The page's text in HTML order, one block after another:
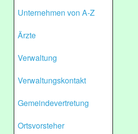
Unternehmen von A-Z
Ärzte
Verwaltung
Verwaltungskontakt
Gemeindevertretung
Ortsvorsteher